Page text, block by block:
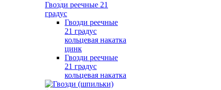
Гвозди реечные 21
градус
Гвозди реечные
21 градус
кольцевая накатка
цинк
Гвозди реечные
21 градус
кольцевая накатка